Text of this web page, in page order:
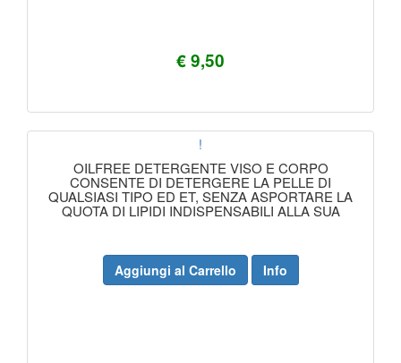
€ 9,50
!
OILFREE DETERGENTE VISO E CORPO
CONSENTE DI DETERGERE LA PELLE DI
QUALSIASI TIPO ED ET, SENZA ASPORTARE LA
QUOTA DI LIPIDI INDISPENSABILI ALLA SUA
Aggiungi al Carrello Info